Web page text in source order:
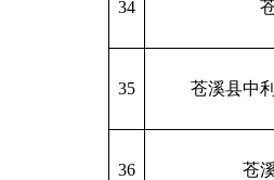
34
35 苍溪县中
36 苍